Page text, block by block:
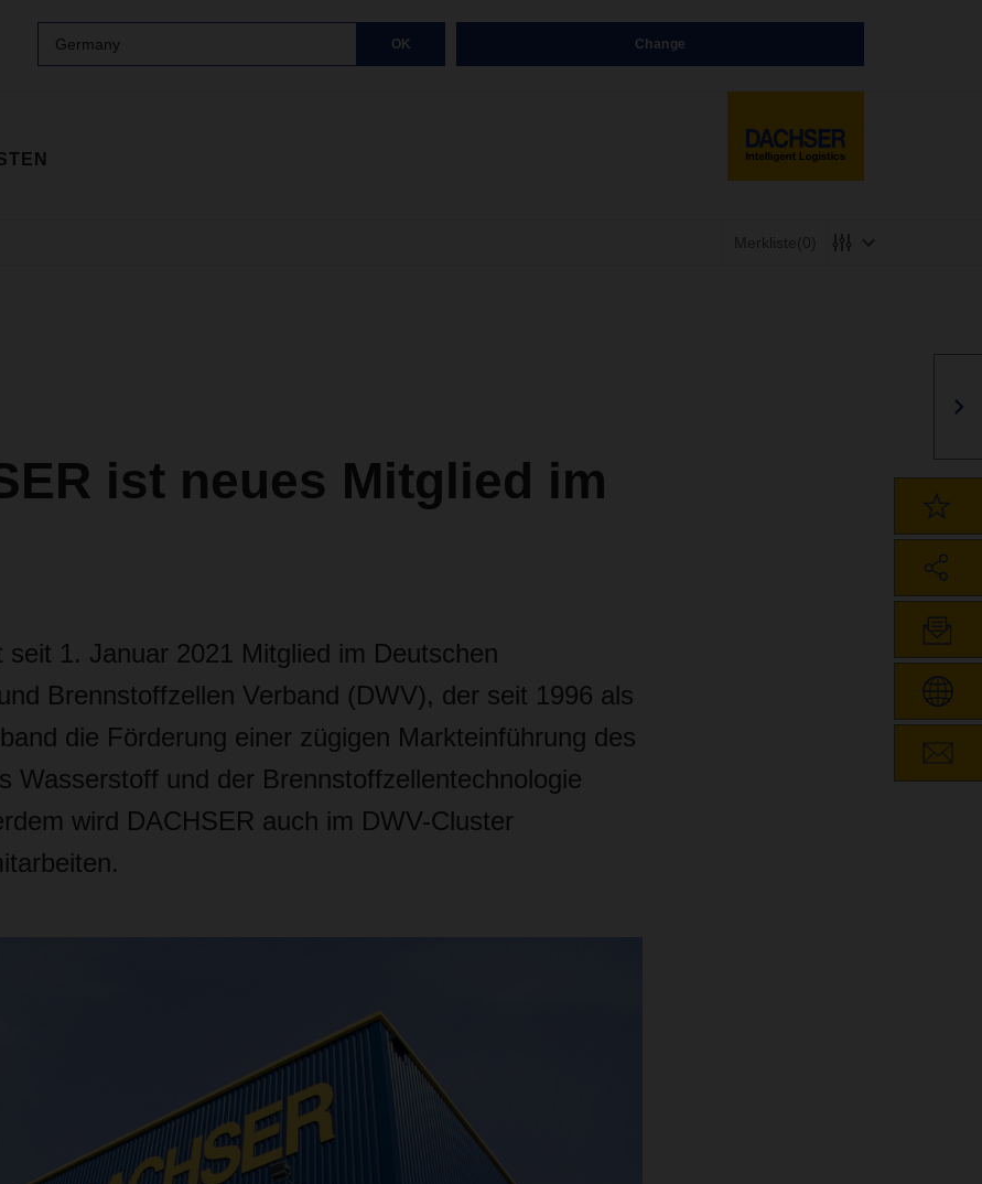
Germany OK Change
Merkliste(0)
ist neues Mitglied im
seit 1. Januar 2021 Mitglied im Deutschen
Brennstoffzellen Verband (DWV), der seit 1996 als
die Förderung einer zügigen Markteinführung des
Wasserstoff und der Brennstoffzellentechnologie
wird DACHSER auch im DWV-Cluster